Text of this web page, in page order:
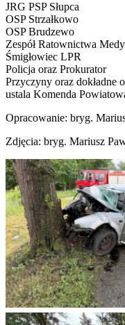
JRG PSP Słupca
OSP Strzałkowo
OSP Brudzewo
Zespół Ratownictwa
Śmigłowiec LPR
Policja oraz Prokurator
Przyczyny oraz dokładne
ustala Komenda
Opracowanie: bryg.
Zdjęcia: bryg. Mariusz